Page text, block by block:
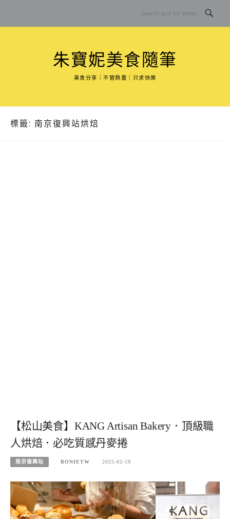
content
朱寶妮美食隨筆
美食分享｜不管熱量｜只求快樂
標籤: 南京復興站烘焙
【松山美食】KANG Artisan Bakery．頂級職
人烘焙．必吃質感丹麥捲
南京復興站 BONIETW 2025-02-19